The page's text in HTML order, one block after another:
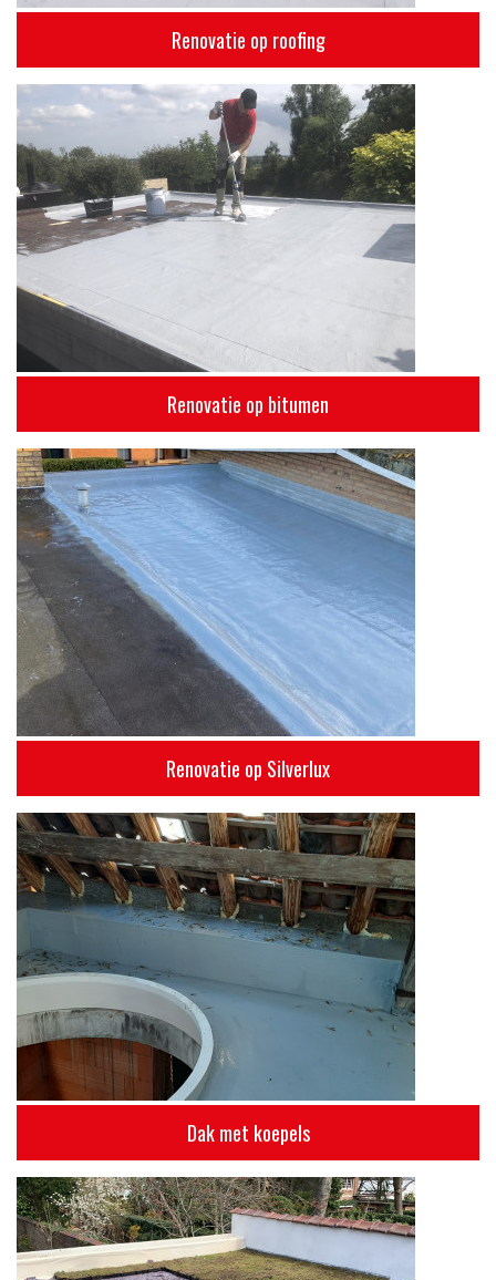
Renovatie op roofing
Renovatie op bitumen
Renovatie op Silverlux
Dak met koepels